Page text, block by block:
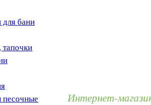
бани
Интернет-